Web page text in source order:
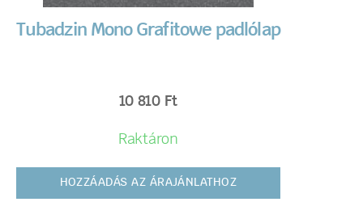
Tubadzin Mono Grafitowe padlólap
10 810 Ft
Raktáron
HOZZÁADÁS AZ ÁRAJÁNLATHOZ